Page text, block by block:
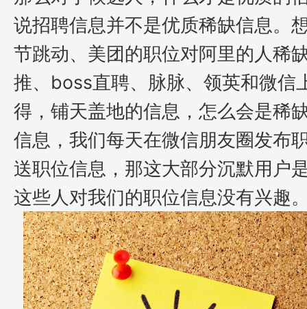
说招聘信息并不是优质稀缺信息。
节跳动、美团的职位对阿里的人稀
推、 boss直聘、脉脉、领英和微信
得 ， 铺天盖地的信息，怎么会是稀
信息，我们每天在微信朋友圈发布
送职位信息，那这大部分沉默用户
这些人对我们的职位信息没有兴趣